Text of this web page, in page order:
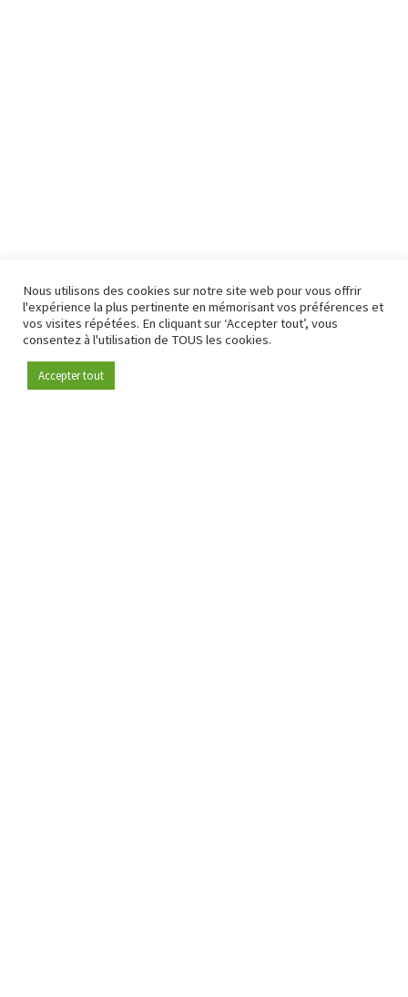
Devenez membre
Nous utilisons des cookies sur notre site web pour vous offrir
l'expérience la plus pertinente en mémorisant vos préférences et
vos visites répétées. En cliquant sur ‘Accepter tout’, vous
consentez à l'utilisation de TOUS les cookies.
Accepter tout